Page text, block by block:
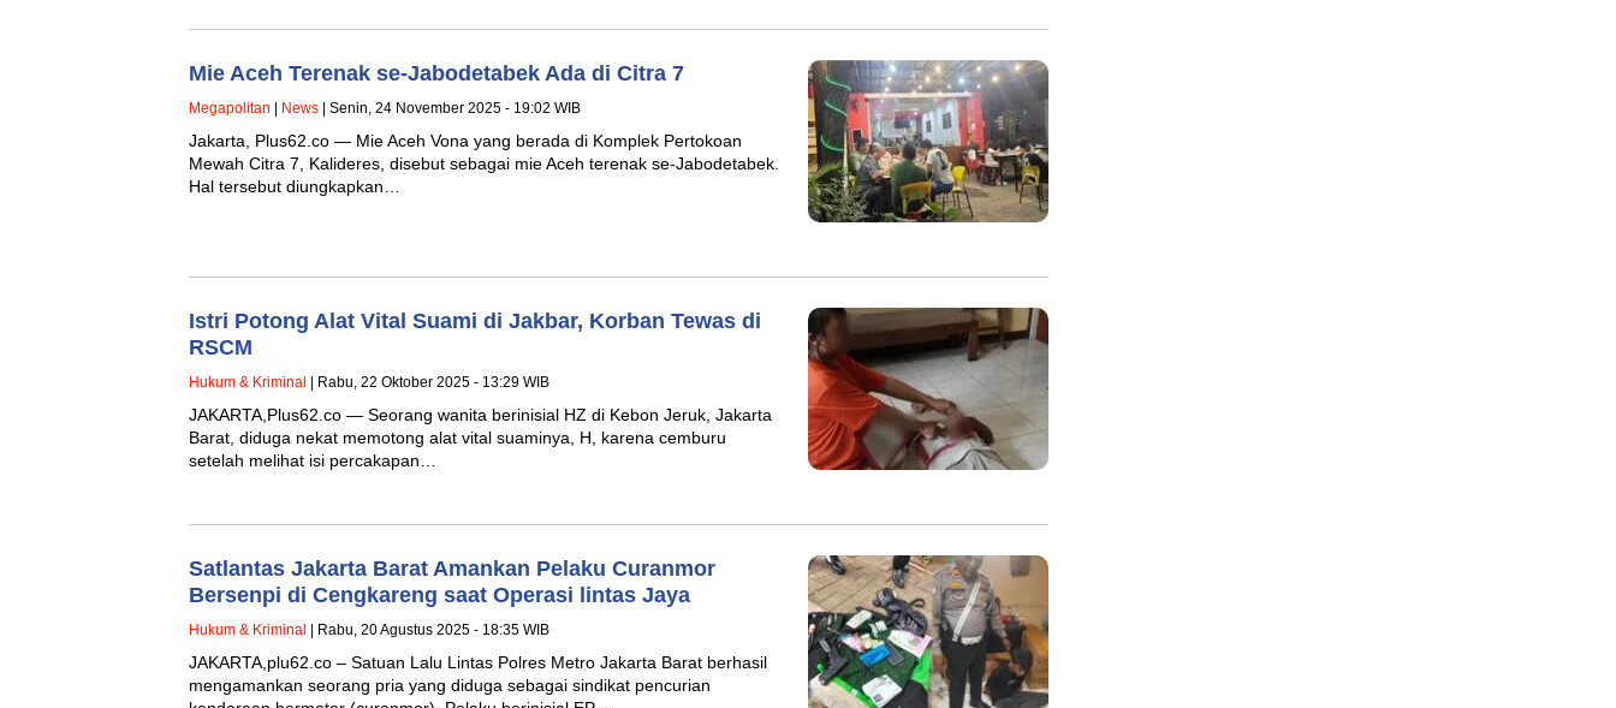
Mie Aceh Terenak se-Jabodetabek Ada di Citra 7
Megapolitan | News | Senin, 24 November 2025 - 19:02 WIB
Jakarta, Plus62.co — Mie Aceh Vona yang berada di Komplek Pertokoan
Mewah Citra 7, Kalideres, disebut sebagai mie Aceh terenak se-Jabodetabek.
Hal tersebut diungkapkan…
Istri Potong Alat Vital Suami di Jakbar, Korban Tewas di
RSCM
Hukum & Kriminal | Rabu, 22 Oktober 2025 - 13:29 WIB
JAKARTA,Plus62.co — Seorang wanita berinisial HZ di Kebon Jeruk, Jakarta
Barat, diduga nekat memotong alat vital suaminya, H, karena cemburu
setelah melihat isi percakapan…
Satlantas Jakarta Barat Amankan Pelaku Curanmor
Bersenpi di Cengkareng saat Operasi lintas Jaya
Hukum & Kriminal | Rabu, 20 Agustus 2025 - 18:35 WIB
JAKARTA,plu62.co – Satuan Lalu Lintas Polres Metro Jakarta Barat berhasil
mengamankan seorang pria yang diduga sebagai sindikat pencurian